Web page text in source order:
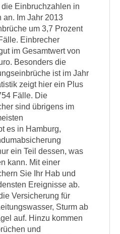
Einbruchzahlen in
an. Im Jahr 2013
um 3,7 Prozent
Einbrecher
im Gesamtwert von
Besonders die
ist im Jahr
zeigt hier ein Plus
Fälle. Die
sind übrigens im
es in Hamburg,
ein Teil dessen, was
kann. Mit einer
Sie Ihr Hab und
Ereignisse ab.
Versicherung für
Sturm ab
auf. Hinzu kommen
und